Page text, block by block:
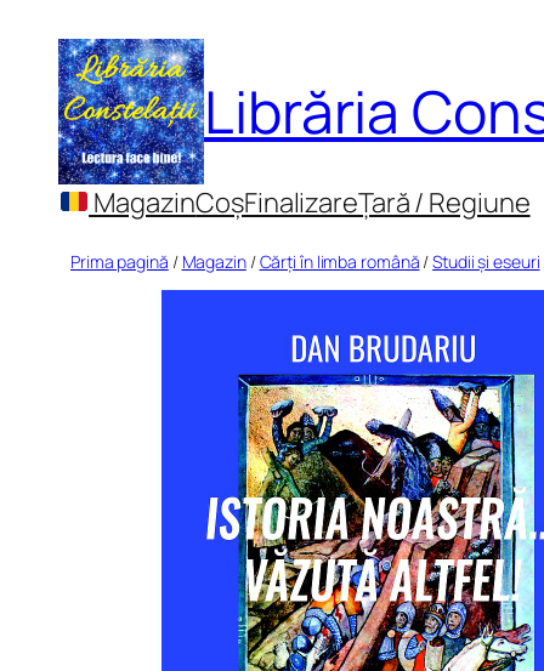
conținut
Librăria
MagazinCoșFinalizareȚară / Regiune
Prima pagină / Magazin/Cărți în limba română /Studii și eseuri